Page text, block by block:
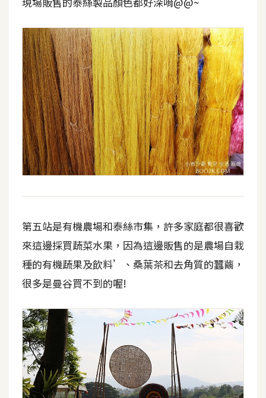
第五站是有機農場和泰絲市集，許多家庭都很喜歡
來這邊採買蔬菜水果，因為這邊販售的是農場自栽
種的有機蔬果及飲料’、桑葉茶和去角質的蠶繭，
很多是曼谷買不到的喔!